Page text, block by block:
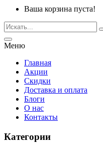
Ваша корзина пуста!
Меню
Главная
Акции
Скидки
Доставка и оплата
Блоги
О нас
Контакты
Категории